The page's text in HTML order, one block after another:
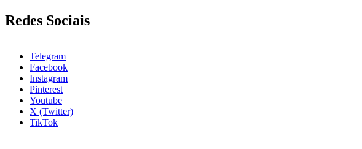
Redes Sociais
Telegram
Facebook
Instagram
Pinterest
Youtube
X (Twitter)
TikTok